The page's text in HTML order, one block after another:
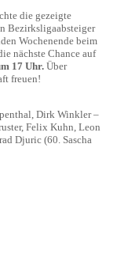
die gezeigte
Bezirksligaabsteiger
Wochenende beim
nächste Chance auf
17 Uhr. Über
freuen!
Dirk Winkler –
Felix Kuhn, Leon
Djuric (60. Sascha